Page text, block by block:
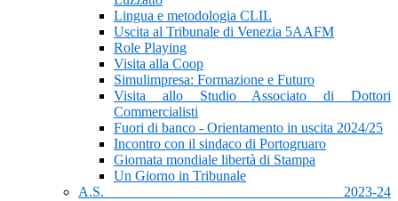
Lingua e metodologia CLIL
Uscita al Tribunale di Venezia 5AAFM
Role Playing
Visita alla Coop
Simulimpresa: Formazione e Futuro
Visita allo Studio Associato di Dottori
Commercialisti
Fuori di banco - Orientamento in uscita 2024/25
Incontro con il sindaco di Portogruaro
Giornata mondiale libertà di Stampa
Un Giorno in Tribunale
A.S. 2023-24